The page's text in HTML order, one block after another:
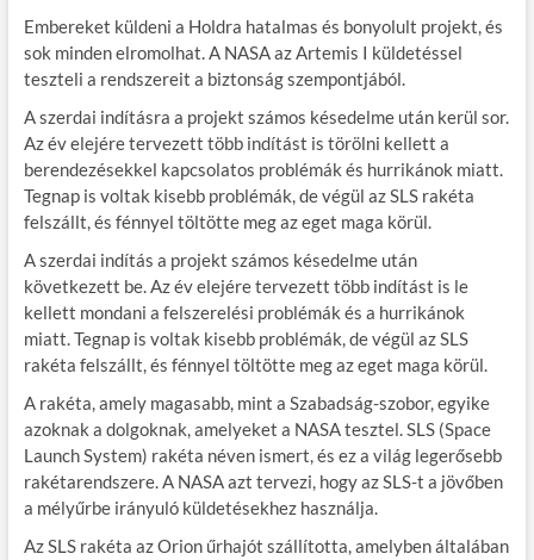
Embereket küldeni a Holdra hatalmas és bonyolult projekt, és
sok minden elromolhat. A NASA az Artemis I küldetéssel
teszteli a rendszereit a biztonság szempontjából.
A szerdai indításra a projekt számos késedelme után kerül sor.
Az év elejére tervezett több indítást is törölni kellett a
berendezésekkel kapcsolatos problémák és hurrikánok miatt.
Tegnap is voltak kisebb problémák, de végül az SLS rakéta
felszállt, és fénnyel töltötte meg az eget maga körül.
A szerdai indítás a projekt számos késedelme után
következett be. Az év elejére tervezett több indítást is le
kellett mondani a felszerelési problémák és a hurrikánok
miatt. Tegnap is voltak kisebb problémák, de végül az SLS
rakéta felszállt, és fénnyel töltötte meg az eget maga körül.
A rakéta, amely magasabb, mint a Szabadság-szobor, egyike
azoknak a dolgoknak, amelyeket a NASA tesztel. SLS (Space
Launch System) rakéta néven ismert, és ez a világ legerősebb
rakétarendszere. A NASA azt tervezi, hogy az SLS-t a jövőben
a mélyűrbe irányuló küldetésekhez használja.
Az SLS rakéta az Orion űrhajót szállította, amelyben általában